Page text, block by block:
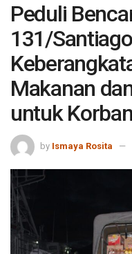
Peduli
131/
Makanan
untuk
by Ismaya Rosita